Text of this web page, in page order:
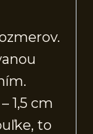
1,5 cm
to